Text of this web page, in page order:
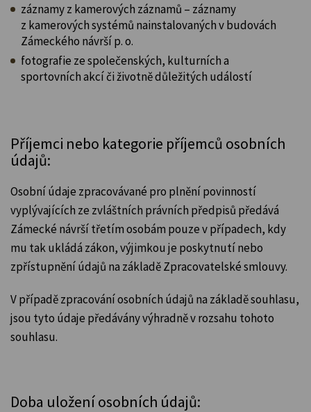
záznamy z kamerových záznamů – záznamy
z kamerových systémů nainstalovaných v budovách
Zámeckého návrší p. o.
fotografie ze společenských, kulturních a
sportovních akcí či životně důležitých událostí
Příjemci nebo kategorie příjemců osobních
údajů:
Osobní údaje zpracovávané pro plnění povinností
vyplývajících ze zvláštních právních předpisů předává
Zámecké návrší třetím osobám pouze v případech, kdy
mu tak ukládá zákon, výjimkou je poskytnutí nebo
zpřístupnění údajů na základě Zpracovatelské smlouvy.
V případě zpracování osobních údajů na základě souhlasu,
jsou tyto údaje předávány výhradně v rozsahu tohoto
souhlasu.
Doba uložení osobních údajů: